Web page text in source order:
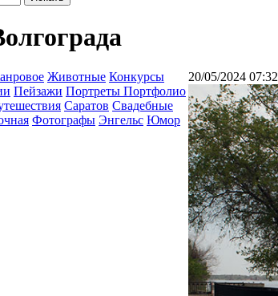
Животные Конкурсы
Пейзажи Портреты Портфолио
Саратов Свадебные
Фотографы Энгельс Юмор
20/05/2024 07:32